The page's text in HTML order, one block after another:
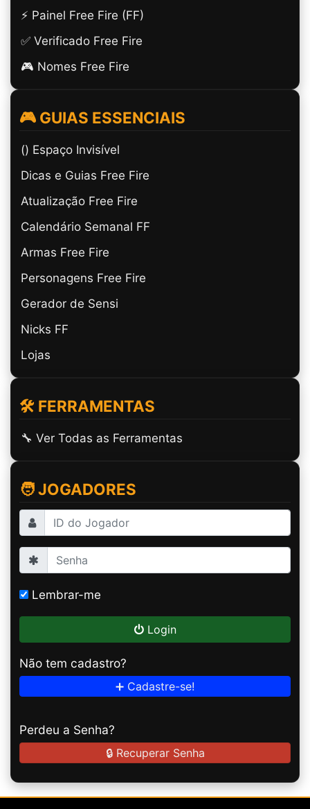
⚡ Painel Free Fire (FF)
✅ Verificado Free Fire
🎮 Nomes Free Fire
🎮 GUIAS ESSENCIAIS
(ㅤ) Espaço Invisível
Dicas e Guias Free Fire
Atualização Free Fire
Calendário Semanal FF
Armas Free Fire
Personagens Free Fire
Gerador de Sensi
Nicks FF
Lojas
🛠️ FERRAMENTAS
🔧 Ver Todas as Ferramentas
🧑 JOGADORES
Lembrar-me
Login
Não tem cadastro?
➕ Cadastre-se!
Perdeu a Senha?
🔒 Recuperar Senha